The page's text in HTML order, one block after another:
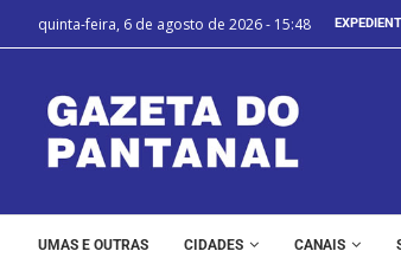
quinta-feira, 6 de agosto de 2026 - 15:48
UMAS E OUTRAS CIDADES CANAIS